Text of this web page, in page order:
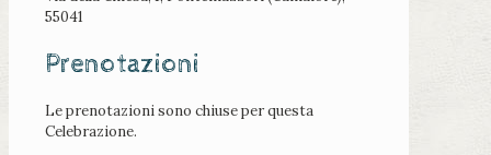
55041
Prenotazioni
Le prenotazioni sono chiuse per questa
Celebrazione.